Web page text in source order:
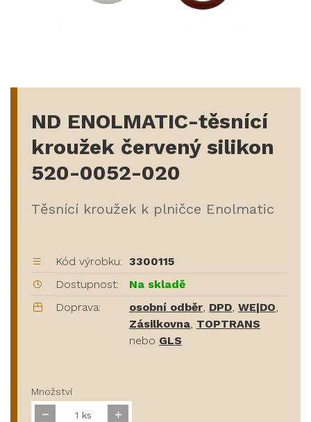
ND ENOLMATIC-těsnící
kroužek červený silikon
520-0052-020
Těsnící kroužek k plničce Enolmatic
Kód výrobku: 3300115
Dostupnost:
Na skladě
Doprava:
osobní odběr DPD WE|DO
Zásilkovna TOPTRANS
nebo GLS
Množství
ks